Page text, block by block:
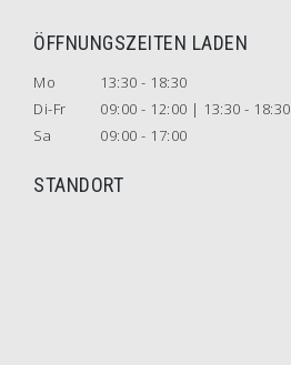
ÖFFNUNGSZEITEN LADEN
Mo
13:30 - 18:30
Di-Fr
09:00 - 12:00 | 13:30 - 18:30
Sa
09:00 - 17:00
STANDORT